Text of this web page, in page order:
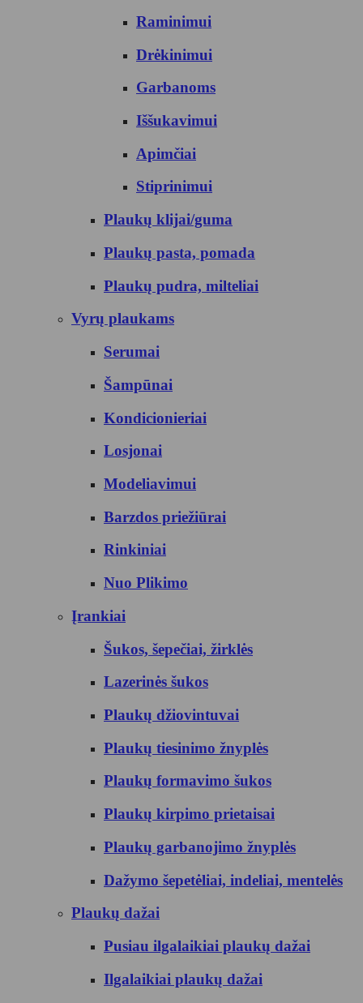
Raminimui
Drėkinimui
Garbanoms
Iššukavimui
Apimčiai
Stiprinimui
Plaukų klijai/guma
Plaukų pasta, pomada
Plaukų pudra, milteliai
Vyrų plaukams
Serumai
Šampūnai
Kondicionieriai
Losjonai
Modeliavimui
Barzdos priežiūrai
Rinkiniai
Nuo Plikimo
Įrankiai
Šukos, šepečiai, žirklės
Lazerinės šukos
Plaukų džiovintuvai
Plaukų tiesinimo žnyplės
Plaukų formavimo šukos
Plaukų kirpimo prietaisai
Plaukų garbanojimo žnyplės
Dažymo šepetėliai, indeliai, mentelės
Plaukų dažai
Pusiau ilgalaikiai plaukų dažai
Ilgalaikiai plaukų dažai